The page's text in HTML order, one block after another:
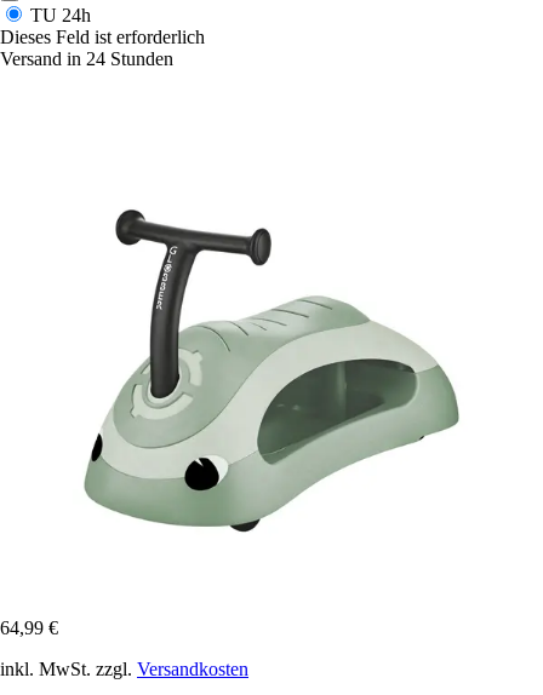
TU 24h
Dieses Feld ist erforderlich
Versand in 24 Stunden
64,99 €
inkl. MwSt. zzgl. Versandkosten